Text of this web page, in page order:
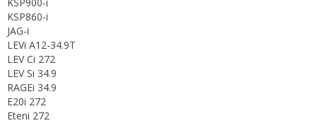
KSP860-i
JAG-i
LEVi A12-34.9T
LEV Ci 272
LEV Si 34.9
RAGEi 34.9
E20i 272
Eteni 272